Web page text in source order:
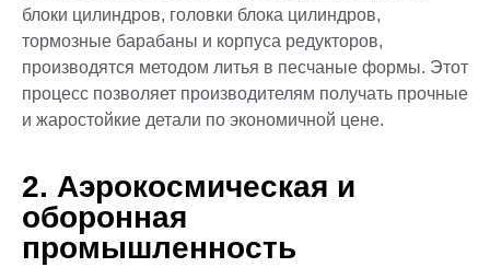
блоки цилиндров, головки блока цилиндров,
тормозные барабаны и корпуса редукторов,
производятся методом литья в песчаные формы. Этот
процесс позволяет производителям получать прочные
и жаростойкие детали по экономичной цене.
2. Аэрокосмическая и
оборонная
промышленность